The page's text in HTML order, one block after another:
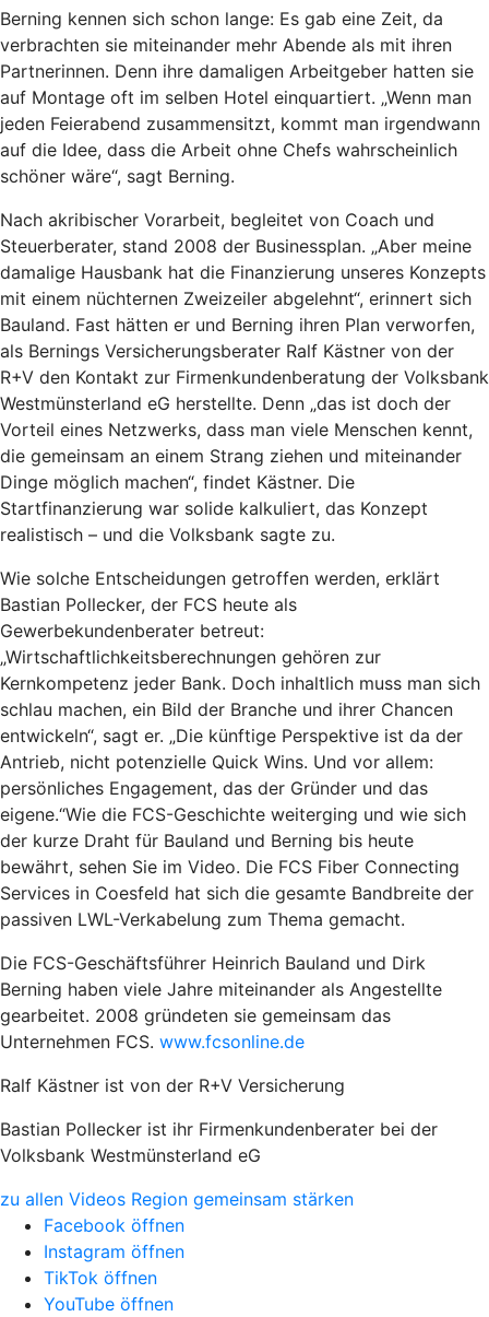
Berning kennen sich schon lange: Es gab eine Zeit, da
verbrachten sie miteinander mehr Abende als mit ihren
Partnerinnen. Denn ihre damaligen Arbeitgeber hatten sie
auf Montage oft im selben Hotel einquartiert. „Wenn man
jeden Feierabend zusammensitzt, kommt man irgendwann
auf die Idee, dass die Arbeit ohne Chefs wahrscheinlich
schöner wäre“, sagt Berning.
Nach akribischer Vorarbeit, begleitet von Coach und
Steuerberater, stand 2008 der Businessplan. „Aber meine
damalige Hausbank hat die Finanzierung unseres Konzepts
mit einem nüchternen Zweizeiler abgelehnt“, erinnert sich
Bauland. Fast hätten er und Berning ihren Plan verworfen,
als Bernings Versicherungsberater Ralf Kästner von der
R+V den Kontakt zur Firmenkundenberatung der Volksbank
Westmünsterland eG herstellte. Denn „das ist doch der
Vorteil eines Netzwerks, dass man viele Menschen kennt,
die gemeinsam an einem Strang ziehen und miteinander
Dinge möglich machen“, findet Kästner. Die
Startfinanzierung war solide kalkuliert, das Konzept
realistisch – und die Volksbank sagte zu.
Wie solche Entscheidungen getroffen werden, erklärt
Bastian Pollecker, der FCS heute als
Gewerbekundenberater betreut:
„Wirtschaftlichkeitsberechnungen gehören zur
Kernkompetenz jeder Bank. Doch inhaltlich muss man sich
schlau machen, ein Bild der Branche und ihrer Chancen
entwickeln“, sagt er. „Die künftige Perspektive ist da der
Antrieb, nicht potenzielle Quick Wins. Und vor allem:
persönliches Engagement, das der Gründer und das
eigene.“Wie die FCS-Geschichte weiterging und wie sich
der kurze Draht für Bauland und Berning bis heute
bewährt, sehen Sie im Video. Die FCS Fiber Connecting
Services in Coesfeld hat sich die gesamte Bandbreite der
passiven LWL-Verkabelung zum Thema gemacht.
Die FCS-Geschäftsführer Heinrich Bauland und Dirk
Berning haben viele Jahre miteinander als Angestellte
gearbeitet. 2008 gründeten sie gemeinsam das
Unternehmen FCS. www.fcsonline.de
Ralf Kästner ist von der R+V Versicherung
Bastian Pollecker ist ihr Firmenkundenberater bei der
Volksbank Westmünsterland eG
zu allen Videos Region gemeinsam stärken
Facebook öffnen
Instagram öffnen
TikTok öffnen
YouTube öffnen